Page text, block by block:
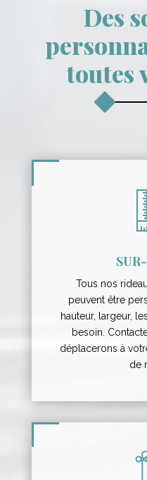
Des
toutes
Tous nos
peuvent être
hauteur, largeur,
besoin.
déplacerons à
de